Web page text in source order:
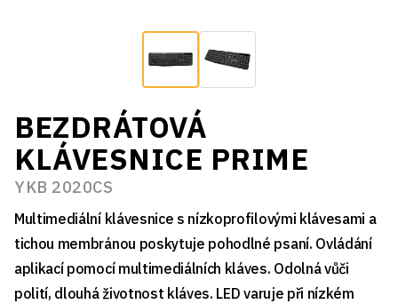
BEZDRÁTOVÁ
KLÁVESNICE PRIME
YKB 2020CS
Multimediální klávesnice s nízkoprofilovými klávesami a
tichou membránou poskytuje pohodlné psaní. Ovládání
aplikací pomocí multimediálních kláves. Odolná vůči
polití, dlouhá životnost kláves. LED varuje při nízkém